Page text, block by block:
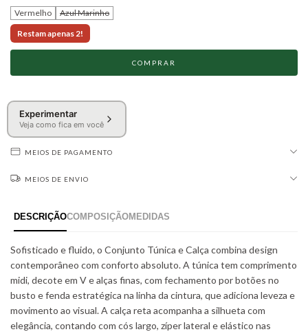
Vermelho
Azul Marinho
Restam apenas 2!
Experimentar
Veja como fica em você
MEIOS DE PAGAMENTO
MEIOS DE ENVIO